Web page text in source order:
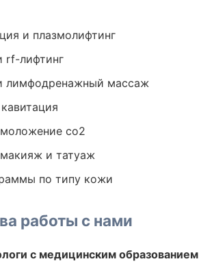
и плазмолифтинг
rf-лифтинг
лимфодренажный массаж
co2
и татуаж
по типу кожи
работы с нами
с медицинским образованием